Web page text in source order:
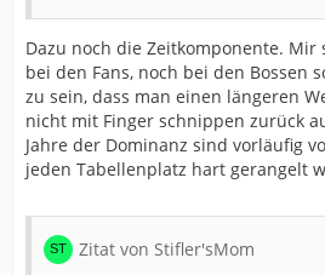
Dazu noch die Zeitkomponente.
bei den Fans, noch bei den Bossen
zu sein, dass man einen längeren
nicht mit Finger schnippen zurück
Jahre der Dominanz sind vorläufig
jeden Tabellenplatz hart gerangelt
Zitat von Stifler'sMom